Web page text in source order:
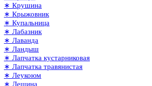
∗ Крушина
∗ Крыжовник
∗ Купальница
∗ Лабазник
∗ Лаванда
∗ Ландыш
∗ Лапчатка кустарниковая
∗ Лапчатка травянистая
∗ Леукоюм
∗ Лещина